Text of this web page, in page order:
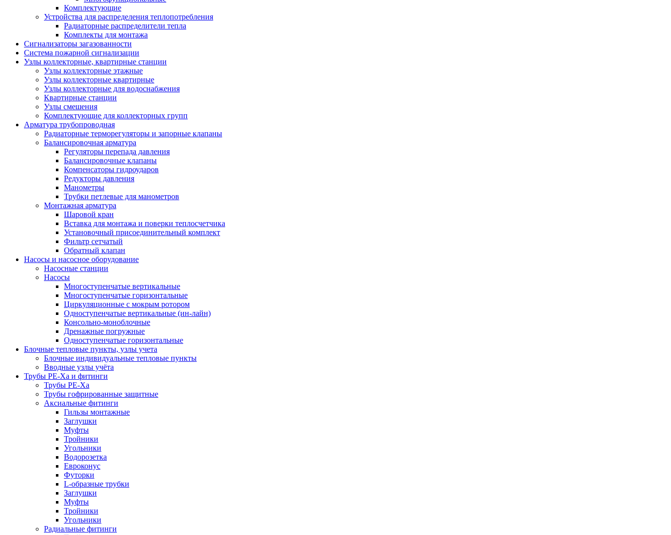
Комплектующие
Устройства для распределения теплопотребления
Радиаторные распределители тепла
Комплекты для монтажа
Сигнализаторы загазованности
Система пожарной сигнализации
Узлы коллекторные, квартирные станции
Узлы коллекторные этажные
Узлы коллекторные квартирные
Узлы коллекторные для водоснабжения
Квартирные станции
Узлы смешения
Комплектующие для коллекторных групп
Арматура трубопроводная
Радиаторные терморегуляторы и запорные клапаны
Балансировочная арматура
Регуляторы перепада давления
Балансировочные клапаны
Компенсаторы гидроударов
Редукторы давления
Манометры
Трубки петлевые для манометров
Монтажная арматура
Шаровой кран
Вставка для монтажа и поверки теплосчетчика
Установочный присоединительный комплект
Фильтр сетчатый
Обратный клапан
Насосы и насосное оборудование
Насосные станции
Насосы
Многоступенчатые вертикальные
Многоступенчатые горизонтальные
Циркуляционные с мокрым ротором
Одноступенчатые вертикальные (ин-лайн)
Консольно-моноблочные
Дренажные погружные
Одноступенчатые горизонтальные
Блочные тепловые пункты, узлы учета
Блочные индивидуальные тепловые пункты
Вводные узлы учёта
Трубы РЕ-Ха и фитинги
Трубы РЕ-Ха
Трубы гофрированные защитные
Аксиальные фитинги
Гильзы монтажные
Заглушки
Муфты
Тройники
Угольники
Водорозетка
Евроконус
Футорки
L-образные трубки
Заглушки
Муфты
Тройники
Угольники
Радиальные фитинги